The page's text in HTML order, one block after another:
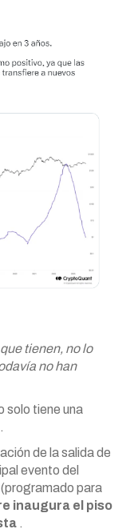
tienen, no lo
no han
solo tiene una
.
de la salida de
evento del
para
inaugura el piso
.